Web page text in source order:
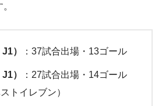
） ：37試合出場・13ゴール
）
：27試合出場・14ゴール
トイレブン）